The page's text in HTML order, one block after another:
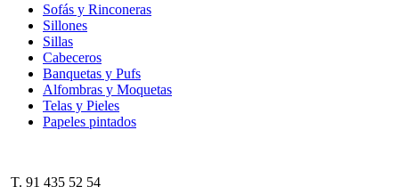
Sofás y Rinconeras
Sillones
Sillas
Cabeceros
Banquetas y Pufs
Alfombras y Moquetas
Telas y Pieles
Papeles pintados
T. 91 435 52 54